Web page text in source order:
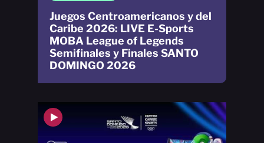
Juegos Centroamericanos y del
Caribe 2026: LIVE E-Sports
MOBA League of Legends
Semifinales y Finales SANTO
DOMINGO 2026